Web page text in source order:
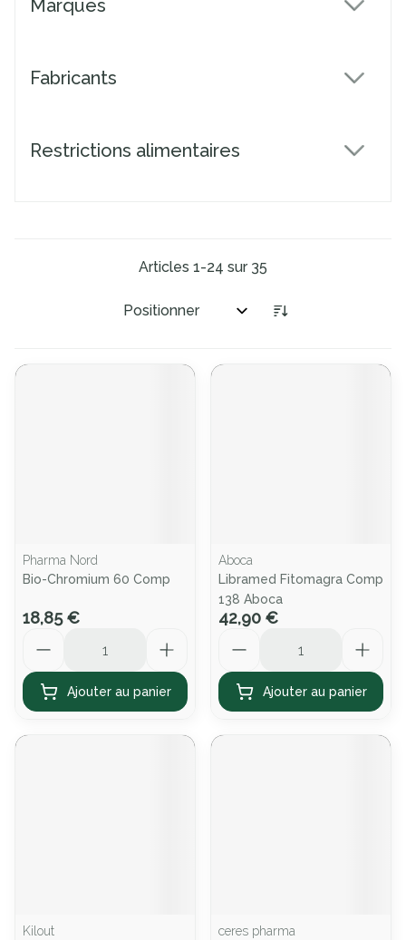
Marques
Fabricants
Restrictions alimentaires
Articles 1-24 sur 35
Trier par:
Pharma Nord
Bio-Chromium 60 Comp
18,85 €
Ajouter au panier
Aboca
Libramed Fitomagra Comp
138 Aboca
42,90 €
Ajouter au panier
Kilout
ceres pharma